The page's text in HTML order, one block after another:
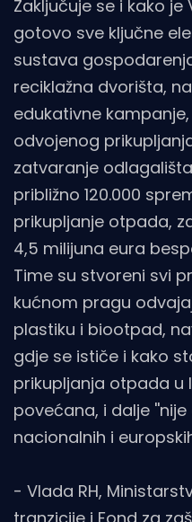
Zaključuje se i kako
gotovo sve ključne
sustava
reciklažna dvorišta,
edukativne
odvojenog
zatvaranje
približno 120.000
prikupljanje otpada,
4,5 milijuna eura
Time su stvoreni svi
kućnom pragu
plastiku i biootpad,
gdje se ističe i kako
prikupljanja otpada u
povećana, i dalje
nacionalnih i
- Vlada RH,